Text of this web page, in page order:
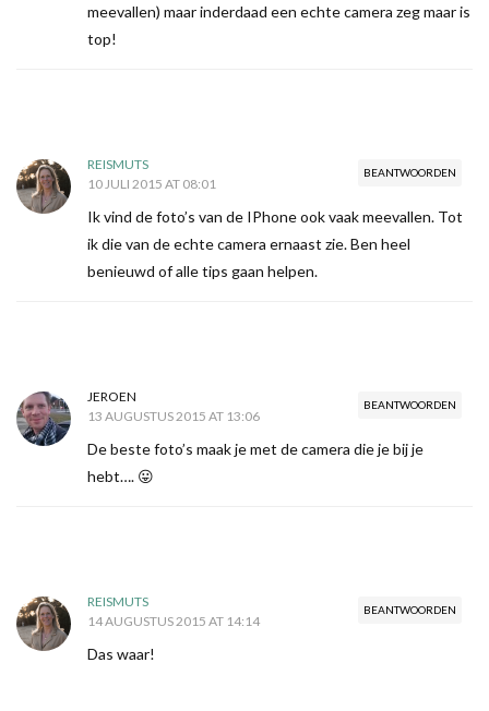
meevallen) maar inderdaad een echte camera zeg maar is
top!
BEANTWOORDEN
REISMUTS
10 JULI 2015 AT 08:01
Ik vind de foto’s van de IPhone ook vaak meevallen. Tot
ik die van de echte camera ernaast zie. Ben heel
benieuwd of alle tips gaan helpen.
BEANTWOORDEN
JEROEN
13 AUGUSTUS 2015 AT 13:06
De beste foto’s maak je met de camera die je bij je
hebt…. 😛
BEANTWOORDEN
REISMUTS
14 AUGUSTUS 2015 AT 14:14
Das waar!